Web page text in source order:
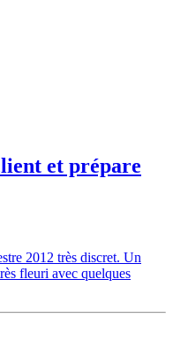
et prépare
2012 très discret. Un
fleuri avec quelques